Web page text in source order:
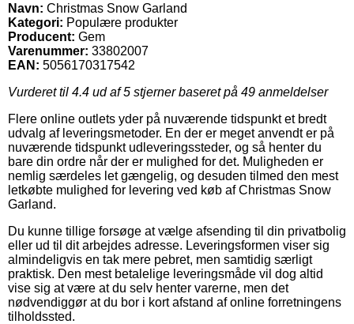
Navn: Christmas Snow Garland
Kategori: Populære produkter
Producent: Gem
Varenummer: 33802007
EAN: 5056170317542
Vurderet til 4.4 ud af 5 stjerner baseret på 49 anmeldelser
Flere online outlets yder på nuværende tidspunkt et bredt
udvalg af leveringsmetoder. En der er meget anvendt er på
nuværende tidspunkt udleveringssteder, og så henter du
bare din ordre når der er mulighed for det. Muligheden er
nemlig særdeles let gængelig, og desuden tilmed den mest
letkøbte mulighed for levering ved køb af Christmas Snow
Garland.
Du kunne tillige forsøge at vælge afsending til din privatbolig
eller ud til dit arbejdes adresse. Leveringsformen viser sig
almindeligvis en tak mere pebret, men samtidig særligt
praktisk. Den mest betalelige leveringsmåde vil dog altid
vise sig at være at du selv henter varerne, men det
nødvendiggør at du bor i kort afstand af online forretningens
tilholdssted.